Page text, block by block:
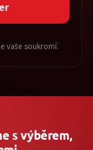
vaše soukromí.
s výběrem,